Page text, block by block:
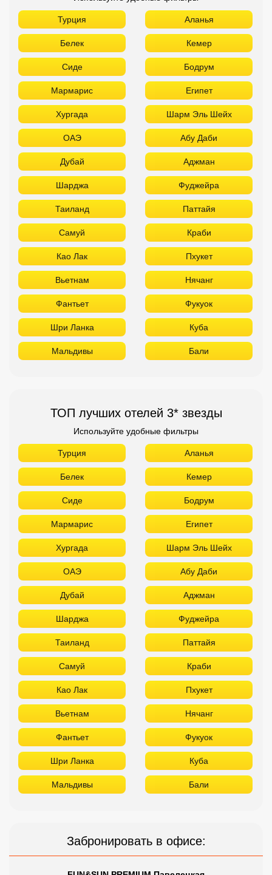
Турция Аланья
Белек Кемер
Сиде Бодрум
Мармарис Египет
Хургада Шарм Эль Шейх
ОАЭ Абу Даби
Дубай Аджман
Шарджа Фуджейра
Таиланд Паттайя
Самуй Краби
Као Лак Пхукет
Вьетнам Нячанг
Фантьет Фукуок
Шри Ланка Куба
Мальдивы Бали
ТОП лучших отелей 3* звезды
Используйте удобные фильтры
Турция Аланья
Белек Кемер
Сиде Бодрум
Мармарис Египет
Хургада Шарм Эль Шейх
ОАЭ Абу Даби
Дубай Аджман
Шарджа Фуджейра
Таиланд Паттайя
Самуй Краби
Као Лак Пхукет
Вьетнам Нячанг
Фантьет Фукуок
Шри Ланка Куба
Мальдивы Бали
Забронировать в офисе: